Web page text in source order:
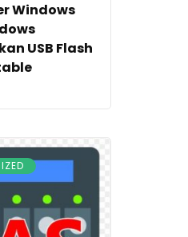
Windows
USB Flash